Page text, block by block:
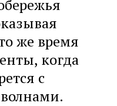
же время
когда
с